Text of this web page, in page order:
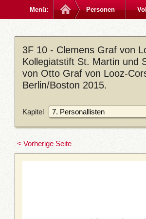
Menü: Personen
3F 10 - Clemens Graf von
Kollegiatstift St. Martin und
von Otto Graf von Looz-
Berlin/Boston 2015.
Kapitel
< Vorherige Seite